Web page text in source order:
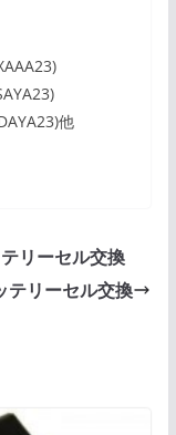
他
リーセル交換
テリーセル交換